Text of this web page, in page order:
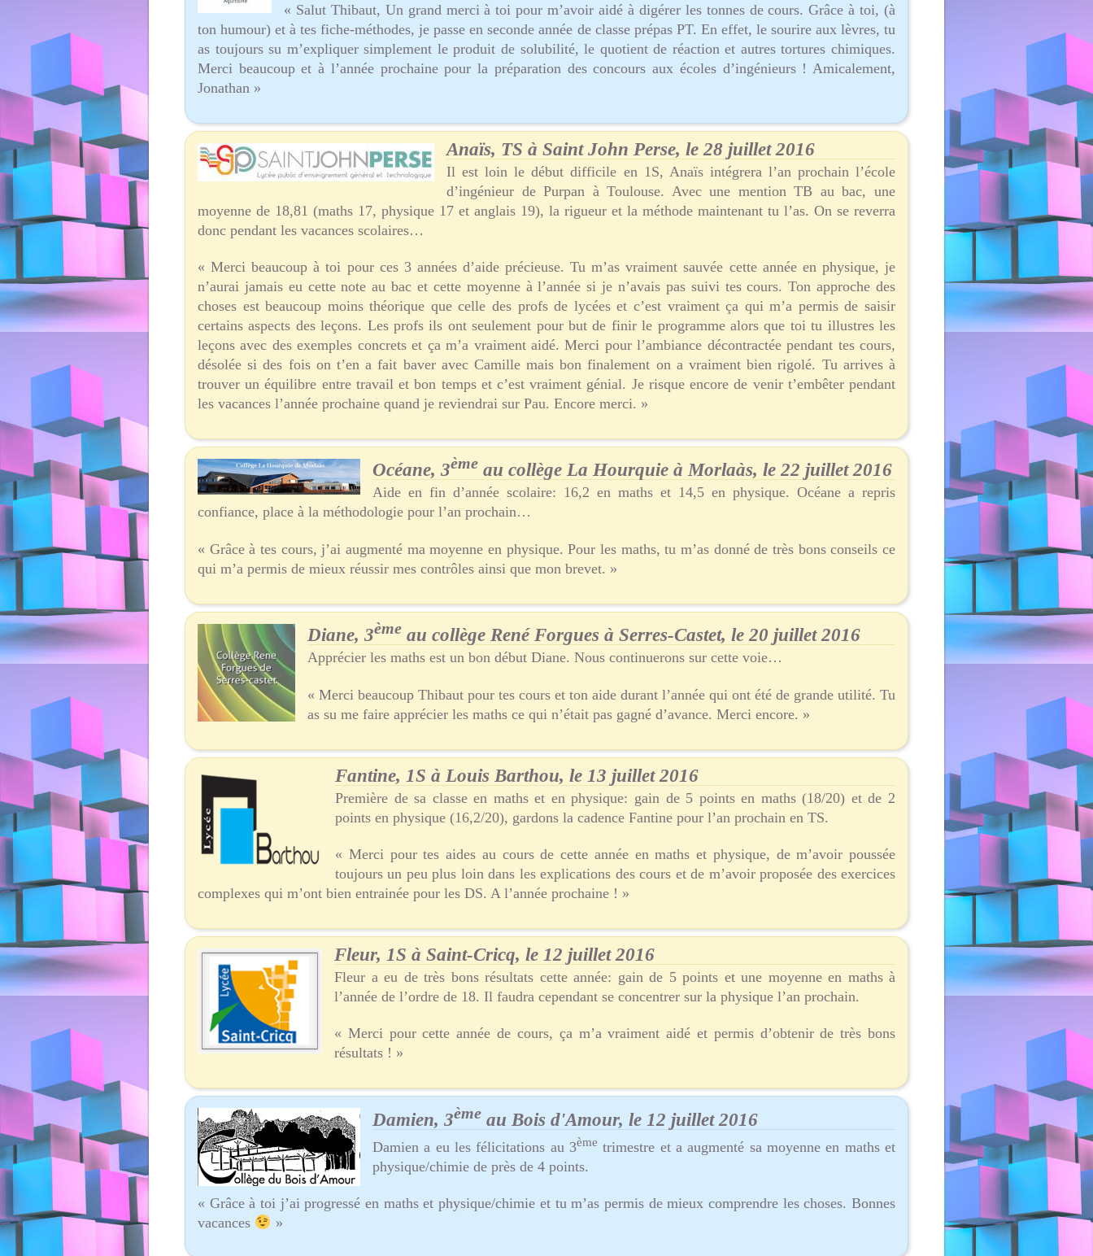
« Salut Thibaut, Un grand merci à toi pour m’avoir aidé à digérer les tonnes de cours. Grâce à toi, (à
ton humour) et à tes fiche-méthodes, je passe en seconde année de classe prépas PT. En effet, le sourire aux lèvres, tu
as toujours su m’expliquer simplement le produit de solubilité, le quotient de réaction et autres tortures chimiques.
Merci beaucoup et à l’année prochaine pour la préparation des concours aux écoles d’ingénieurs ! Amicalement,
Jonathan »
Anaïs, TS à Saint John Perse, le 28 juillet 2016
Il est loin le début difficile en 1S, Anaïs intégrera l’an prochain l’école
d’ingénieur de Purpan à Toulouse. Avec une mention TB au bac, une
moyenne de 18,81 (maths 17, physique 17 et anglais 19), la rigueur et la méthode maintenant tu l’as. On se reverra
donc pendant les vacances scolaires…
« Merci beaucoup à toi pour ces 3 années d’aide précieuse. Tu m’as vraiment sauvée cette année en physique, je
n’aurai jamais eu cette note au bac et cette moyenne à l’année si je n’avais pas suivi tes cours. Ton approche des
choses est beaucoup moins théorique que celle des profs de lycées et c’est vraiment ça qui m’a permis de saisir
certains aspects des leçons. Les profs ils ont seulement pour but de finir le programme alors que toi tu illustres les
leçons avec des exemples concrets et ça m’a vraiment aidé. Merci pour l’ambiance décontractée pendant tes cours,
désolée si des fois on t’en a fait baver avec Camille mais bon finalement on a vraiment bien rigolé. Tu arrives à
trouver un équilibre entre travail et bon temps et c’est vraiment génial. Je risque encore de venir t’embêter pendant
les vacances l’année prochaine quand je reviendrai sur Pau. Encore merci. »
Océane, 3ème au collège La Hourquie à Morlaàs, le 22 juillet 2016
Aide en fin d’année scolaire: 16,2 en maths et 14,5 en physique. Océane a repris
confiance, place à la méthodologie pour l’an prochain…
« Grâce à tes cours, j’ai augmenté ma moyenne en physique. Pour les maths, tu m’as donné de très bons conseils ce
qui m’a permis de mieux réussir mes contrôles ainsi que mon brevet. »
Diane, 3ème au collège René Forgues à Serres-Castet, le 20 juillet 2016
Apprécier les maths est un bon début Diane. Nous continuerons sur cette voie…
« Merci beaucoup Thibaut pour tes cours et ton aide durant l’année qui ont été de grande utilité. Tu
as su me faire apprécier les maths ce qui n’était pas gagné d’avance. Merci encore. »
Fantine, 1S à Louis Barthou, le 13 juillet 2016
Première de sa classe en maths et en physique: gain de 5 points en maths (18/20) et de 2
points en physique (16,2/20), gardons la cadence Fantine pour l’an prochain en TS.
« Merci pour tes aides au cours de cette année en maths et physique, de m’avoir poussée
toujours un peu plus loin dans les explications des cours et de m’avoir proposée des exercices
complexes qui m’ont bien entrainée pour les DS. A l’année prochaine ! »
Fleur, 1S à Saint-Cricq, le 12 juillet 2016
Fleur a eu de très bons résultats cette année: gain de 5 points et une moyenne en maths à
l’année de l’ordre de 18. Il faudra cependant se concentrer sur la physique l’an prochain.
« Merci pour cette année de cours, ça m’a vraiment aidé et permis d’obtenir de très bons
résultats ! »
Damien, 3ème au Bois d'Amour, le 12 juillet 2016
Damien a eu les félicitations au 3ème trimestre et a augmenté sa moyenne en maths et
physique/chimie de près de 4 points.
« Grâce à toi j’ai progressé en maths et physique/chimie et tu m’as permis de mieux comprendre les choses. Bonnes
vacances
»